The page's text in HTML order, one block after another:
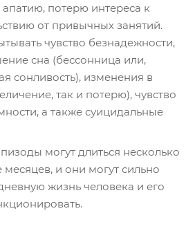
апатию, потерю интереса к
от привычных занятий.
чувство безнадежности,
сна (бессонница или,
сонливость), изменения в
так и потерю), чувство
а также суицидальные
могут длиться несколько
и они могут сильно
жизнь человека и его